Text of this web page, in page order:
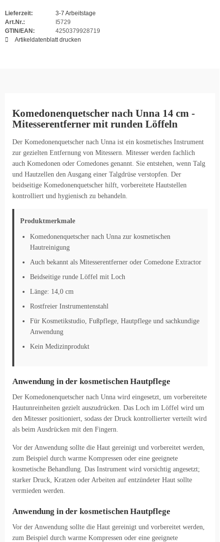
Lieferzeit:
3-7 Arbeitstage
Art.Nr.:
I5729
GTIN/EAN:
4250379928719
Artikeldatenblatt drucken
Komedonenquetscher nach Unna 14 cm -
Mitesserentferner mit runden Löffeln
Der Komedonenquetscher nach Unna ist ein kosmetisches Instrument
zur gezielten Entfernung von Mitessern. Mitesser werden fachlich
auch Komedonen oder Comedones genannt. Sie entstehen, wenn Talg
und Hautzellen den Ausgang einer Talgdrüse verstopfen. Der
beidseitige Komedonenquetscher hilft, vorbereitete Hautstellen
kontrolliert und hygienisch zu behandeln.
Produktmerkmale
Komedonenquetscher nach Unna zur kosmetischen
Hautreinigung
Auch bekannt als Mitesserentferner oder Comedone Extractor
Beidseitige runde Löffel mit Loch
Länge: 14,0 cm
Rostfreier Instrumentenstahl
Für Kosmetikstudio, Fußpflege, Hautpflege und sachkundige
Anwendung
Kein Medizinprodukt
Anwendung in der kosmetischen Hautpflege
Der Komedonenquetscher nach Unna wird eingesetzt, um vorbereitete
Hautunreinheiten gezielt auszudrücken. Das Loch im Löffel wird um
den Mitesser positioniert, sodass der Druck kontrollierter verteilt wird
als beim Ausdrücken mit den Fingern.
Vor der Anwendung sollte die Haut gereinigt und vorbereitet werden,
zum Beispiel durch warme Kompressen oder eine geeignete
kosmetische Behandlung. Das Instrument wird vorsichtig angesetzt;
starker Druck, Kratzen oder Arbeiten auf entzündeter Haut sollte
vermieden werden.
Anwendung in der kosmetischen Hautpflege
Vor der Anwendung sollte die Haut gereinigt und vorbereitet werden,
zum Beispiel durch warme Kompressen oder eine geeignete